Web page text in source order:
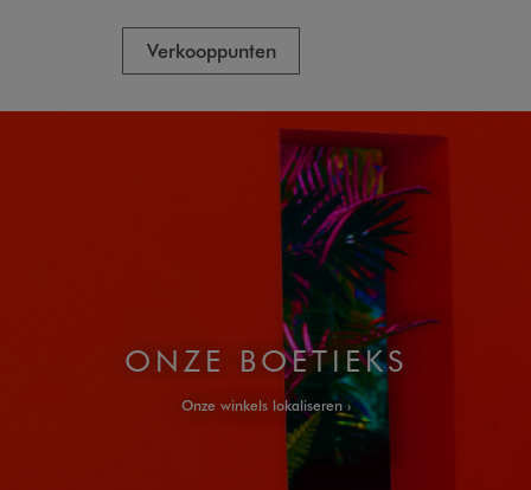
Verkooppunten
ONZE BOETIEKS
Onze winkels lokaliseren